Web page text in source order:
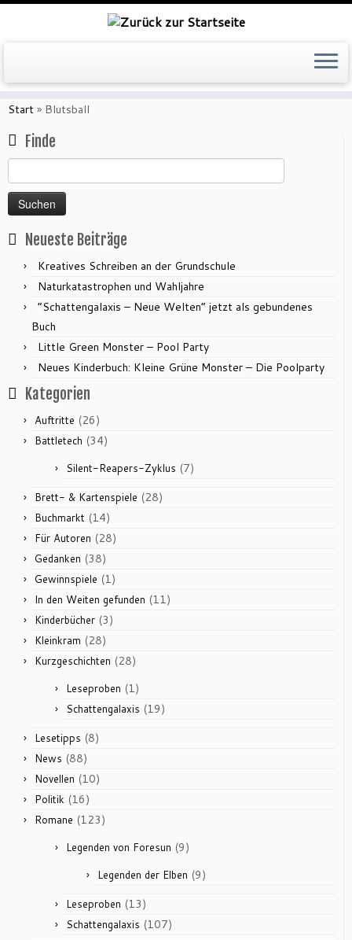
Zum
Inhalt
Start » Blutsball
Finde
nach:
Neueste Beiträge
Kreatives Schreiben an der Grundschule
Naturkatastrophen und Wahljahre
“Schattengalaxis – Neue Welten” jetzt als gebundenes
Buch
Little Green Monster – Pool Party
Neues Kinderbuch: Kleine Grüne Monster – Die Poolparty
Kategorien
Auftritte (26)
Battletech (34)
Silent-Reapers-Zyklus (7)
Brett- & Kartenspiele (28)
Buchmarkt (14)
Für Autoren (28)
Gedanken (38)
Gewinnspiele (1)
In den Weiten gefunden (11)
Kinderbücher (3)
Kleinkram (28)
Kurzgeschichten (28)
Leseproben (1)
Schattengalaxis (19)
Lesetipps (8)
News (88)
Novellen (10)
Politik (16)
Romane (123)
Legenden von Foresun (9)
Legenden der Elben (9)
Leseproben (13)
Schattengalaxis (107)